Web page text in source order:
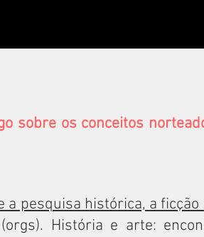
sobre os conceitos
a pesquisa histórica, a ficção
História e arte: